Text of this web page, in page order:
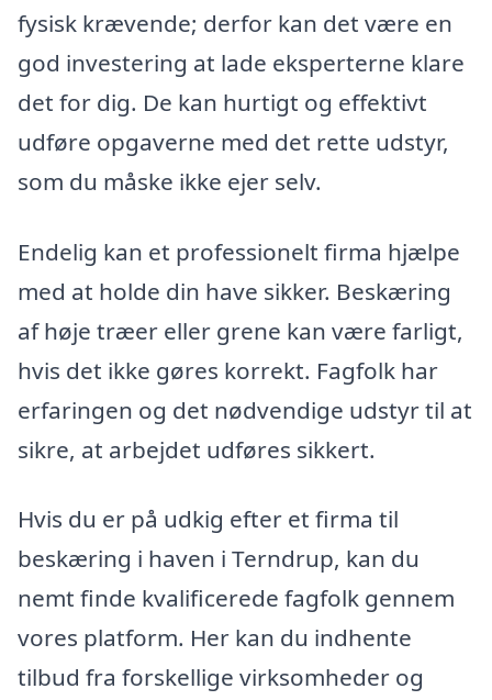
fysisk krævende; derfor kan det være en
god investering at lade eksperterne klare
det for dig. De kan hurtigt og effektivt
udføre opgaverne med det rette udstyr,
som du måske ikke ejer selv.
Endelig kan et professionelt firma hjælpe
med at holde din have sikker. Beskæring
af høje træer eller grene kan være farligt,
hvis det ikke gøres korrekt. Fagfolk har
erfaringen og det nødvendige udstyr til at
sikre, at arbejdet udføres sikkert.
Hvis du er på udkig efter et firma til
beskæring i haven i Terndrup, kan du
nemt finde kvalificerede fagfolk gennem
vores platform. Her kan du indhente
tilbud fra forskellige virksomheder og